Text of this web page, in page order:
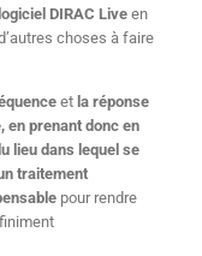
DIRAC Live en
choses à faire
et la réponse
en prenant donc en
lieu dans lequel se
traitement
pour rendre